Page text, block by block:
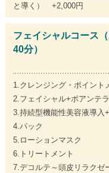
と導く） +2,000円
フェイシャルコース
40分）
1.クレンジング・ポイント
2.フェイシャル+ポアンテ
3.持続型機能性美容液導入
4.パック
5.ローションマスク
6.トリートメント
7.デコルテ～頭皮リラクゼ